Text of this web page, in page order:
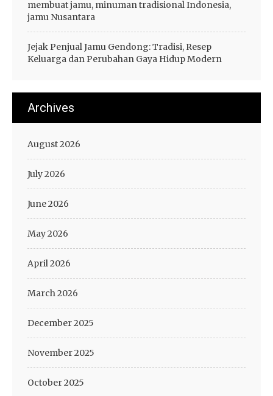
membuat jamu, minuman tradisional Indonesia,
jamu Nusantara
Jejak Penjual Jamu Gendong: Tradisi, Resep
Keluarga dan Perubahan Gaya Hidup Modern
Archives
August 2026
July 2026
June 2026
May 2026
April 2026
March 2026
December 2025
November 2025
October 2025